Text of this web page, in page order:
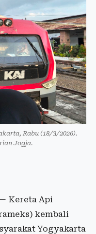
Rabu (18/3/2026).
Jogja.
Kereta Api
kembali
Yogyakarta